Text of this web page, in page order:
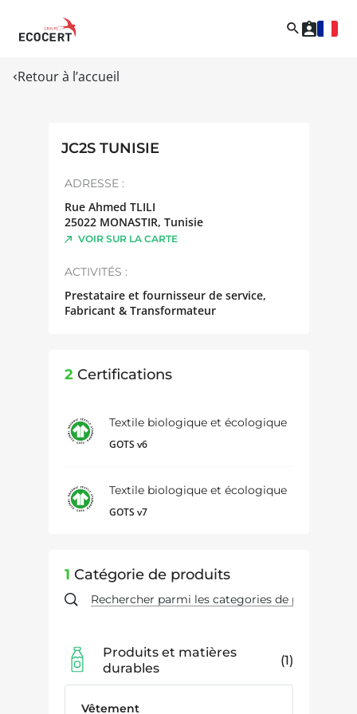
Retour à l’accueil
JC2S TUNISIE
ADRESSE :
Rue Ahmed TLILI
25022 MONASTIR, Tunisie
VOIR SUR LA CARTE
ACTIVITÉS :
Prestataire et fournisseur de service,
Fabricant & Transformateur
2 Certifications
Textile biologique et écologique
GOTS v6
Textile biologique et écologique
GOTS v7
1 Catégorie de produits
Produits et matières
durables
1
Vêtement